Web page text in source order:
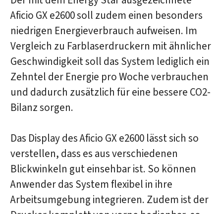
Aficio GX e2600 soll zudem einen besonders
niedrigen Energieverbrauch aufweisen. Im
Vergleich zu Farblaserdruckern mit ähnlicher
Geschwindigkeit soll das System lediglich ein
Zehntel der Energie pro Woche verbrauchen
und dadurch zusätzlich für eine bessere CO2-
Bilanz sorgen.
Das Display des Aficio GX e2600 lässt sich so
verstellen, dass es aus verschiedenen
Blickwinkeln gut einsehbar ist. So können
Anwender das System flexibel in ihre
Arbeitsumgebung integrieren. Zudem ist der